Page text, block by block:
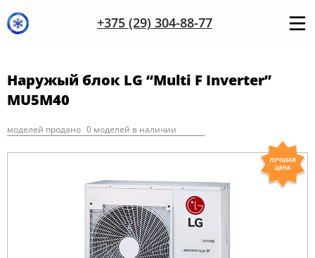
+375 (29) 304-88-77
Наружый блок LG “Multi F Inverter”
MU5M40
моделей продано 0 моделей в наличии